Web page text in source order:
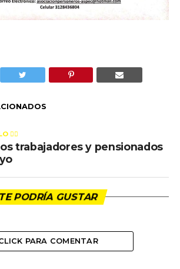
👈🏻
trabajadores y pensionados
TE PODRÍA GUSTAR
PARA COMENTAR